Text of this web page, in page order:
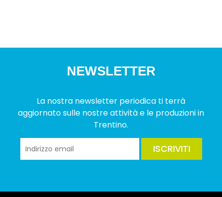
NEWSLETTER
La nostra newsletter periodica ti terrà
aggiornato sulle nostre attività e le produzioni in
Trentino.
ISCRIVITI